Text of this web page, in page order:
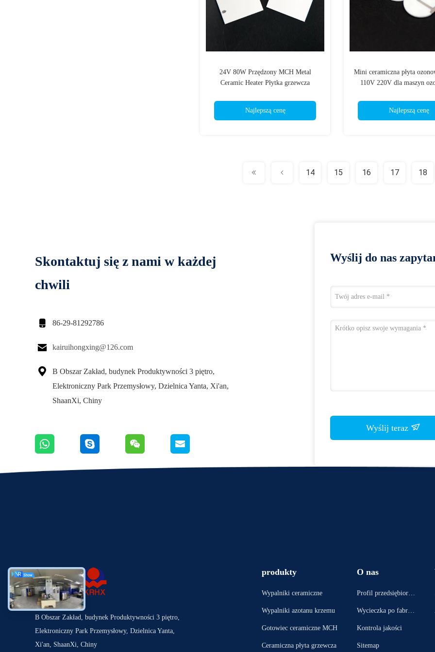
24V 80W Przędzony MCH Metal
Ceramic Heater Płytka grzewcza
Najlepszą cenę
Mini ceramiczna płyta
110V 220V dla maszyn
Najlepszą cenę
14 15 16 17 18
Skontaktuj się z nami w każdej
chwili
 86-29-81292786
 kairuihongxing@126.com

B Obszar Zakład, budynek Produktywności 3 piętro,
Elektroniczny Park Przemysłowy, Dzielnica Yanta, Xi'an,
ShaanXi, Chiny
Wyślij do nas
Wyślij teraz
B Obszar Zakład, budynek Produktywności 3 piętro,
Elektroniczny Park Przemysłowy, Dzielnica Yanta,
Xi'an, ShaanXi, Chiny
produkty
Wypalniki ceramiczne
Wypalniki azotanu krzemu
Gotowiec ceramiczne MCH
Ceramiczna płyta grzewcza
O nas
Profil przedsiębiorst
Wycieczka po fabryc
Kontrola jakości
Sitemap